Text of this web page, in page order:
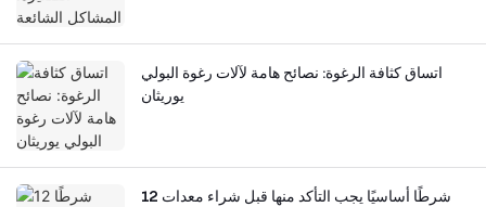
اتساق كثافة الرغوة: نصائح هامة لآلات رغوة البولي
يوريثان
12 شرطًا أساسيًا يجب التأكد منها قبل شراء معدات